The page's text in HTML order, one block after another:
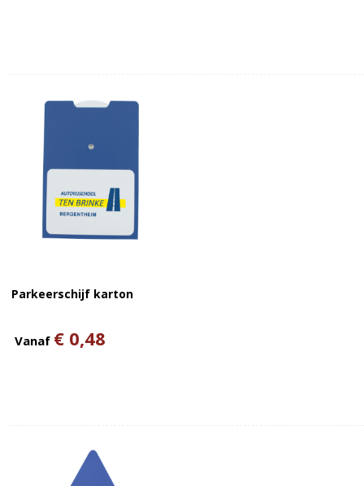
Parkeerschijf karton
Vanaf € 0,48